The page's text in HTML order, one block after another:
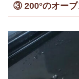
③ 200°のオーブ